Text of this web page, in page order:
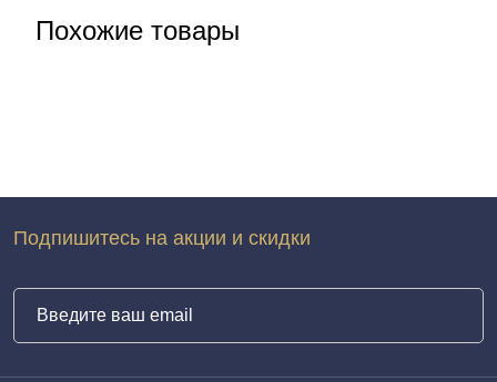
Похожие товары
Подпишитесь на акции и скидки